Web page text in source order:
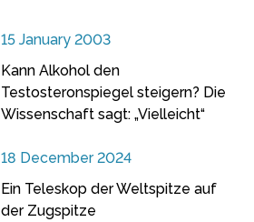
15 January 2003
Kann Alkohol den
Testosteronspiegel steigern? Die
Wissenschaft sagt: „Vielleicht“
18 December 2024
Ein Teleskop der Weltspitze auf
der Zugspitze